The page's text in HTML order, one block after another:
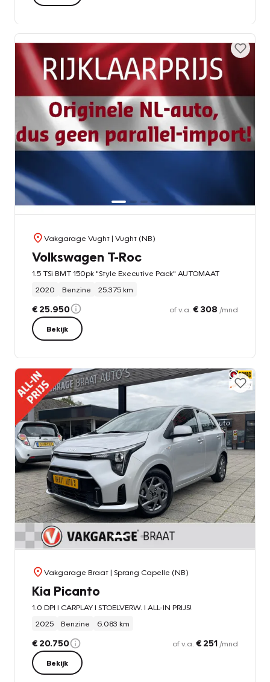
Vakgarage Vught| Vught (NB)
Volkswagen T-Roc
1.5 TSi BMT 150pk "Style Executive Pack" AUTOMAAT
2020
Benzine 25.375 km
€ 25.950 of v.a. € 308 /mnd
Bekijk
Vakgarage Braat| Sprang Capelle (NB)
Kia Picanto
1.0 DPI l CARPLAY l STOELVERW. l ALL-IN PRIJS!
2025
Benzine 6.083 km
€ 20.750 of v.a. € 251 /mnd
Bekijk